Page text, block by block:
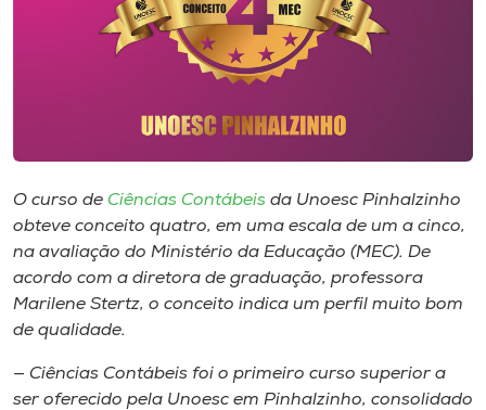
Rádio
Museu
Unoesc
O curso de Ciências Contábeis da Unoesc Pinhalzinho
obteve conceito quatro, em uma escala de um a cinco,
na avaliação do Ministério da Educação (MEC). De
acordo com a diretora de graduação, professora
Marilene Stertz, o conceito indica um perfil muito bom
de qualidade.
— Ciências Contábeis foi o primeiro curso superior a
ser oferecido pela Unoesc em Pinhalzinho, consolidado